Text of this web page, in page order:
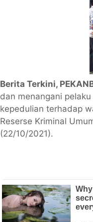
Berita Terkini,
dan menangani
kepedulian terhadap
Reserse Kriminal
(22/10/2021).